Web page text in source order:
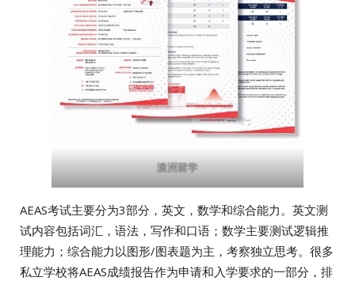
澳洲留学
AEAS考试主要分为3部分，英文，数学和综合能力。英文测
试内容包括词汇，语法，写作和口语；数学主要测试逻辑推
理能力；综合能力以图形/图表题为主，考察独立思考。很多
私立学校将AEAS成绩报告作为申请和入学要求的一部分，排